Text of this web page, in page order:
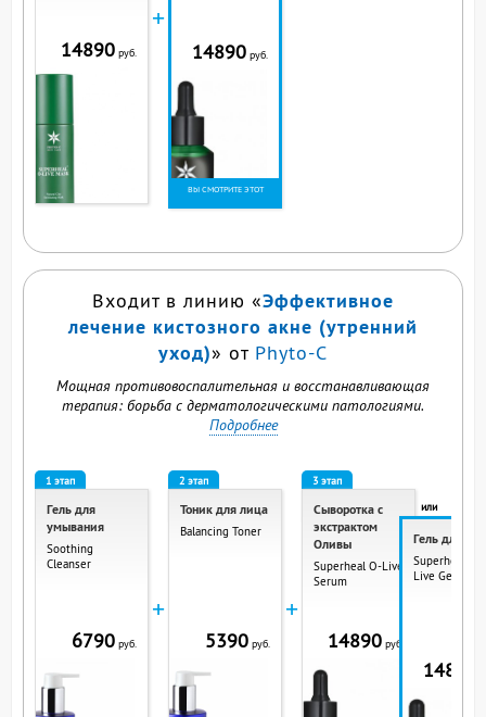
14890 руб.
+
ВЫ СМОТРИТЕ ЭТОТ
ПРОДУКТ
14890 руб.
Входит в линию «Эффективное
лечение кистозного акне (утренний
уход)» от Phyto-C
Мощная противовоспалительная и восстанавливающая
терапия: борьба с дерматологическими патологиями.
Подробнее
1 этап
Гель для
умывания
Soothing
Cleanser
6790 руб.
+
2 этап
Тоник для лица
Balancing Toner
5390 руб.
+
3 этап
Сыворотка с
экстрактом
Оливы
Superheal O-Live
Serum
14890 руб.
или
Гель для
Superheal O-
Live Gel
14890